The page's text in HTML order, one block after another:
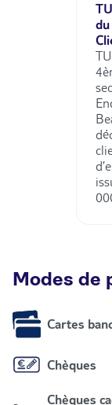
Modes de
Cartes
Chèques
Chèques